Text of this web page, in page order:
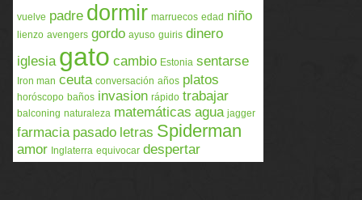
vuelve padre dormir marruecos edad niño
lienzo avengers gordo ayuso guiris dinero
iglesia gato cambio Estonia sentarse
Iron man ceuta conversación años platos
horóscopo baños invasion rápido trabajar
balconing naturaleza matemáticas agua jagger
farmacia pasado letras Spiderman
amor Inglaterra equivocar despertar